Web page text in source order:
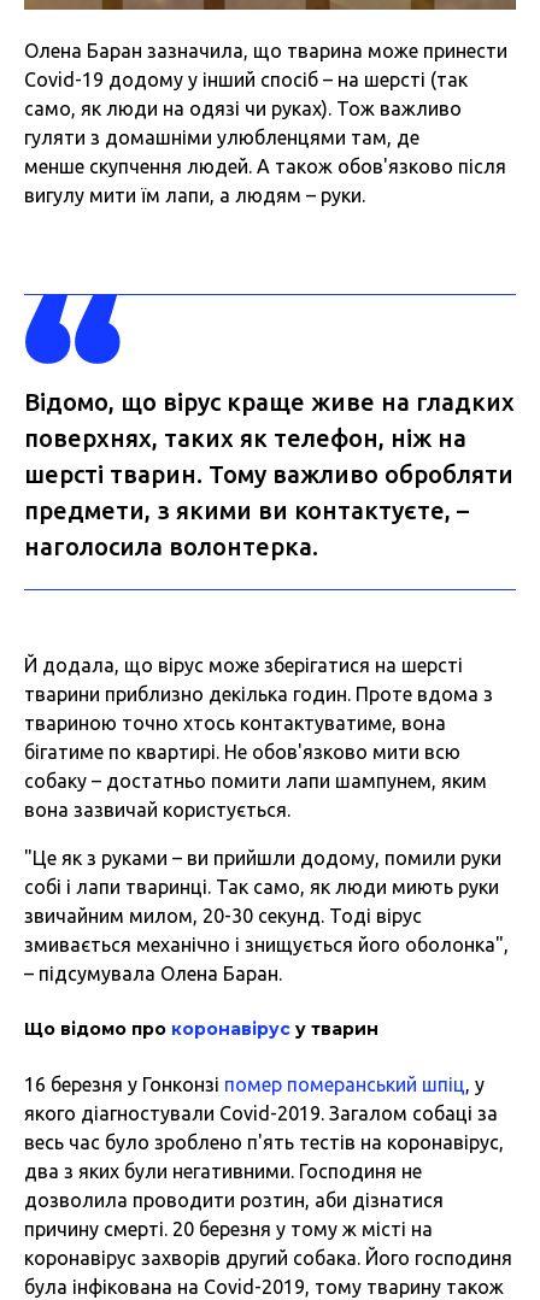
Олена Баран зазначила, що тварина може принести
Covid-19 додому у інший спосіб – на шерсті (так
само, як люди на одязі чи руках). Тож важливо
гуляти з домашніми улюбленцями там, де
менше скупчення людей. А також обов'язково після
вигулу мити їм лапи, а людям – руки.
Відомо, що вірус краще живе на гладких
поверхнях, таких як телефон, ніж на
шерсті тварин. Тому важливо обробляти
предмети, з якими ви контактуєте, –
наголосила волонтерка.
Й додала, що вірус може зберігатися на шерсті
тварини приблизно декілька годин. Проте вдома з
твариною точно хтось контактуватиме, вона
бігатиме по квартирі. Не обов'язково мити всю
собаку – достатньо помити лапи шампунем, яким
вона зазвичай користується.
"Це як з руками – ви прийшли додому, помили руки
собі і лапи тваринці. Так само, як люди миють руки
звичайним милом, 20-30 секунд. Тоді вірус
змивається механічно і знищується його оболонка",
– підсумувала Олена Баран.
Що відомо про коронавірус у тварин
16 березня у Гонконзі помер померанський шпіц, у
якого діагностували Covid-2019. Загалом собаці за
весь час було зроблено п'ять тестів на коронавірус,
два з яких були негативними. Господиня не
дозволила проводити розтин, аби дізнатися
причину смерті. 20 березня у тому ж місті на
коронавірус захворів другий собака. Його господиня
була інфікована на Covid-2019, тому тварину також